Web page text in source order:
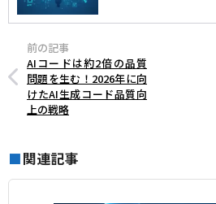
前の記事
AIコードは約2倍の品質
問題を生む！2026年に向
けたAI生成コード品質向
上の戦略
■関連記事